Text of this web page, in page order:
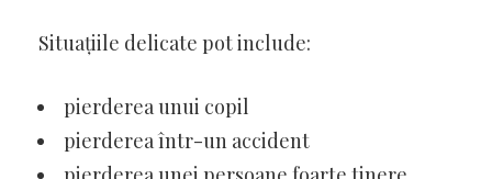
Situațiile delicate pot include:
pierderea unui copil
pierderea într-un accident